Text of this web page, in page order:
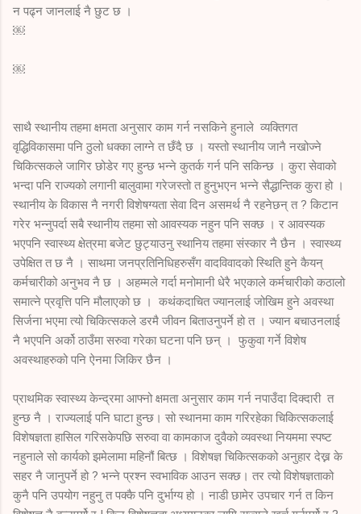
न पढ्न जानलाई नै छुट छ ।
￼
￼
साथै स्थानीय तहमा क्षमता अनुसार काम गर्न नसकिने हुनाले व्यक्तिगत
वृद्धिविकासमा पनि ठुलो धक्का लाग्ने त छँदै छ । यस्तो स्थानीय जानै नखोज्ने
चिकित्सकले जागिर छोडेर गए हुन्छ भन्ने कुतर्क गर्न पनि सकिन्छ । कुरा सेवाको
भन्दा पनि राज्यको लगानी बालुवामा गरेजस्तो त हुनुभएन भन्ने सैद्धान्तिक कुरा हो ।
स्थानीय के विकास नै नगरी विशेषग्यता सेवा दिन असमर्थ नै रहनेछन् त ? किटान
गरेर भन्नुपर्दा सबै स्थानीय तहमा सो आवस्यक नहुन पनि सक्छ । र आवस्यक
भएपनि स्वास्थ्य क्षेत्रमा बजेट छुट्याउनु स्थानिय तहमा संस्कार नै छैन । स्वास्थ्य
उपेक्षित त छ नै । साथमा जनप्रतिनिधिहरुसँग वादविवादको स्थिति हुने कैयन्
कर्मचारीको अनुभव नै छ । अहम्मले गर्दा मनोमानी धेरै भएकाले कर्मचारीको कठालो
समात्ने प्रवृत्ति पनि मौलाएको छ । कथंकदाचित ज्यानलाई जोखिम हुने अवस्था
सिर्जना भएमा त्यो चिकित्सकले डरमै जीवन बिताउनुपर्ने हो त । ज्यान बचाउनलाई
नै भएपनि अर्को ठाउँमा सरुवा गरेका घटना पनि छन् । फुकुवा गर्ने विशेष
अवस्थाहरुको पनि ऐनमा जिकिर छैन ।
प्राथमिक स्वास्थ्य केन्द्रमा आफ्नो क्षमता अनुसार काम गर्न नपाउँदा दिक्दारी त
हुन्छ नै । राज्यलाई पनि घाटा हुन्छ। सो स्थानमा काम गरिरहेका चिकित्सकलाई
विशेषज्ञता हासिल गरिसकेपछि सरुवा वा कामकाज दुवैको व्यवस्था नियममा स्पष्ट
नहुनाले सो कार्यको झमेलामा महिनौं बित्छ । विशेषज्ञ चिकित्सकको अनुहार देख्न के
सहर नै जानुपर्ने हो ? भन्ने प्रश्न स्वभाविक आउन सक्छ। तर त्यो विशेषज्ञताको
कुनै पनि उपयोग नहुनु त पक्कै पनि दुर्भाग्य हो । नाडी छामेर उपचार गर्न त किन